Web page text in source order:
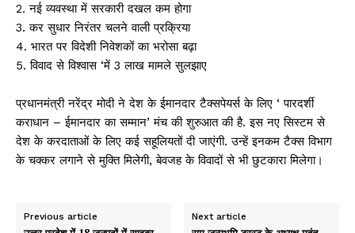
2. नई व्यवस्था में सरकारी दखल कम होगा
3. कर सुधार निरंतर चलने वाली प्रक्रिया
4. भारत पर विदेशी निवेशकों का भरोसा बढ़ा
5. विवाद से विश्वास ‘में 3 लाख मामले सुलझाए
प्रधानमंत्री नरेंद्र मोदी ने देश के ईमानदार टैक्सपेयर्स के लिए ‘ पारदर्शी
कराधान – ईमानदार का सम्मान’ मंच की शुरुआत की है. इस नए सिस्टम से
देश के करदाताओं के लिए कई सहूलियतों दी जाएंगी. उन्हें इनकम टैक्स विभाग
के चक्कर लगाने से मुक्ति मिलेगी, बेवजह के विवादों से भी छुटकारा मिलेगा।
Previous article Next article